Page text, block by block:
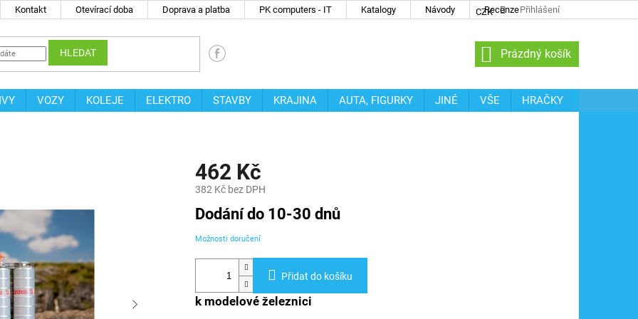
Kontakt Otevírací doba Doprava a platba PK computers - IT Katalogy Návody Recenze
CZK Přihlášení
HLEDAT
NÁKUPNÍ
KOŠÍK
Prázdný košík
VOZY KOLEJE ELEKTRO STAVBY KRAJINA AUTA, FIGURKY JINÉ VŠE
HRAČKY
462 Kč
382 Kč bez DPH
Měrná
cena:
Dodání do 10-30 dnů
Možnosti doručení
Přidat do košíku
k modelové železnici